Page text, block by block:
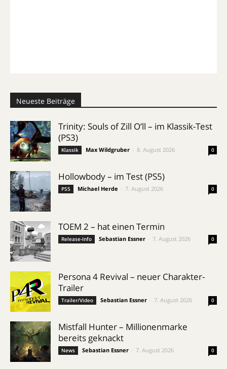
Neueste Beiträge
Trinity: Souls of Zill O’ll – im Klassik-Test
(PS3)
Klassik Max Wildgruber 8. August 2026 0
Hollowbody – im Test (PS5)
PS5 Michael Herde 7. August 2026 0
TOEM 2 – hat einen Termin
Release-Info Sebastian Essner 7. August 2026 0
Persona 4 Revival – neuer Charakter-
Trailer
Trailer/Video Sebastian Essner 7. August 2026 0
Mistfall Hunter – Millionenmarke
bereits geknackt
News Sebastian Essner 7. August 2026 0